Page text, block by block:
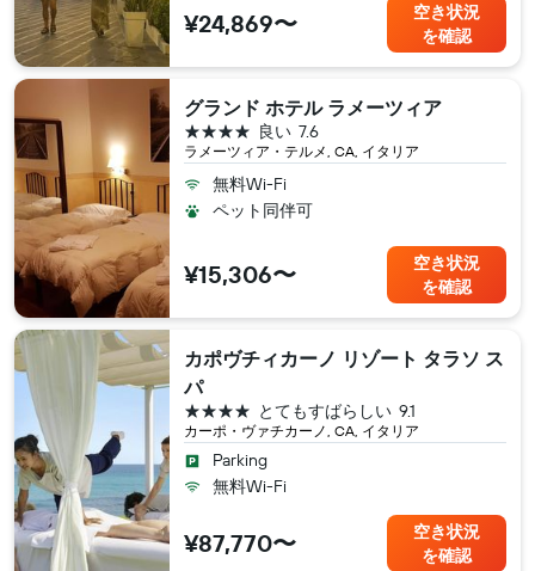
¥24,869〜
空き状況
を確認
グランド ホテル ラメーツィア
ラメーツィア・テルメ, CA, イタリア
7.6
良い
4つ星
無料Wi-Fi
ペット同伴可
¥15,306〜
空き状況
を確認
カポヴチィカーノ リゾート タラソ ス
パ
カーポ・ヴァチカーノ, CA, イタリア
9.1
とてもすばらしい
4つ星
Parking
無料Wi-Fi
¥87,770〜
空き状況
を確認